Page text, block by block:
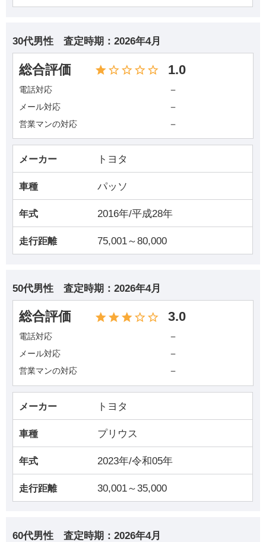
30代男性 査定時期： 2026年4月
総合評価 1.0
電話対応 －
メール対応 －
営業マンの対応 －
メーカー トヨタ
車種 パッソ
年式 2016年/平成28年
走行距離 75,001～80,000
50代男性 査定時期： 2026年4月
総合評価 3.0
電話対応 －
メール対応 －
営業マンの対応 －
メーカー トヨタ
車種 プリウス
年式 2023年/令和05年
走行距離 30,001～35,000
60代男性 査定時期： 2026年4月